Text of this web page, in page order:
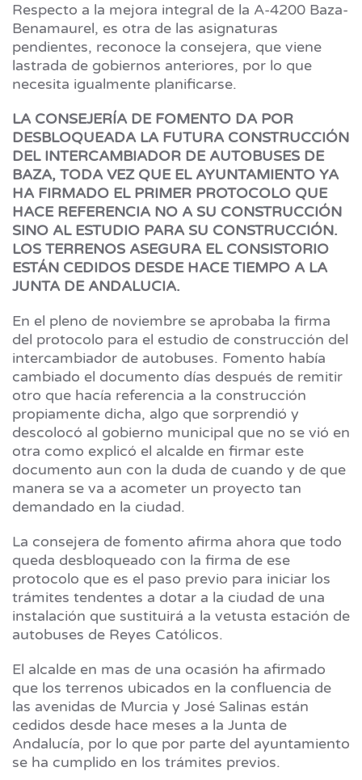
Respecto a la mejora integral de la A-4200 Baza-
Benamaurel, es otra de las asignaturas
pendientes, reconoce la consejera, que viene
lastrada de gobiernos anteriores, por lo que
necesita igualmente planificarse.
LA CONSEJERÍA DE FOMENTO DA POR
DESBLOQUEADA LA FUTURA CONSTRUCCIÓN
DEL INTERCAMBIADOR DE AUTOBUSES DE
BAZA, TODA VEZ QUE EL AYUNTAMIENTO YA
HA FIRMADO EL PRIMER PROTOCOLO QUE
HACE REFERENCIA NO A SU CONSTRUCCIÓN
SINO AL ESTUDIO PARA SU CONSTRUCCIÓN.
LOS TERRENOS ASEGURA EL CONSISTORIO
ESTÁN CEDIDOS DESDE HACE TIEMPO A LA
JUNTA DE ANDALUCIA.
En el pleno de noviembre se aprobaba la firma
del protocolo para el estudio de construcción del
intercambiador de autobuses. Fomento había
cambiado el documento días después de remitir
otro que hacía referencia a la construcción
propiamente dicha, algo que sorprendió y
descolocó al gobierno municipal que no se vió en
otra como explicó el alcalde en firmar este
documento aun con la duda de cuando y de que
manera se va a acometer un proyecto tan
demandado en la ciudad.
La consejera de fomento afirma ahora que todo
queda desbloqueado con la firma de ese
protocolo que es el paso previo para iniciar los
trámites tendentes a dotar a la ciudad de una
instalación que sustituirá a la vetusta estación de
autobuses de Reyes Católicos.
El alcalde en mas de una ocasión ha afirmado
que los terrenos ubicados en la confluencia de
las avenidas de Murcia y José Salinas están
cedidos desde hace meses a la Junta de
Andalucía, por lo que por parte del ayuntamiento
se ha cumplido en los trámites previos.